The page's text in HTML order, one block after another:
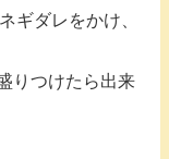
ギダレをかけ、
りつけたら出来